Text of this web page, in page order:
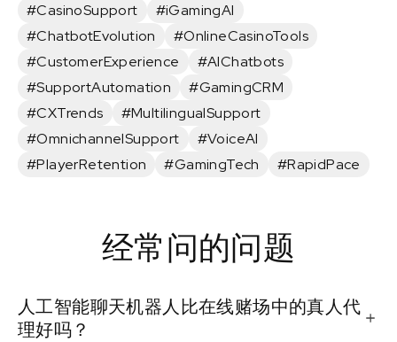
#CasinoSupport
#iGamingAI
#ChatbotEvolution
#OnlineCasinoTools
#CustomerExperience
#AIChatbots
#SupportAutomation
#GamingCRM
#CXTrends
#MultilingualSupport
#OmnichannelSupport
#VoiceAI
#PlayerRetention
#GamingTech #RapidPace
经常问的问题
人工智能聊天机器人比在线赌场中的真人代
理好吗？